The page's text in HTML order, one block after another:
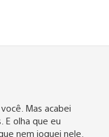
Mas acabei
E olha que eu
nem joguei nele.